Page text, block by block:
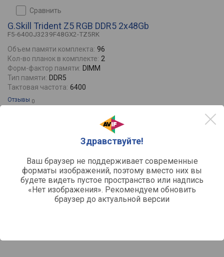
Здравствуйте!
Ваш браузер не поддерживает современные
форматы изображений, поэтому вместо них вы
будете видеть пустое пространство или надпись
«Нет изображения». Рекомендуем обновить
браузер до актуальной версии
сравнить
G.Skill Trident Z5 RGB DDR5 2x48Gb
F5-6400J3239F48GX2-TZ5RK
Объем памяти комплекта: 96
Кол-во планок в комплекте: 2
Форм-фактор памяти: DIMM
Тип памяти: DDR5
Тактовая частота: 6400
Отзывы 0
6400 МГц CL32
179988руб.